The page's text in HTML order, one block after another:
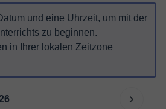
und eine Uhrzeit, um mit der
zu beginnen.
in Ihrer lokalen Zeitzone